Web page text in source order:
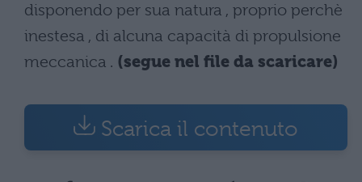
disponendo per sua natura , proprio perchè
inestesa , di alcuna capacità di propulsione
meccanica . (segue nel file da scaricare)
Scarica il contenuto